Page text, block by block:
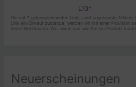
L10*
Die mit * gekennzeichneten Links sind sogenannte
Link ein Einkauf zustande, werden wir mit einer Provision
keine Mehrkosten. Wo, wann und wie Sie ein Produkt
Neuerscheinungen